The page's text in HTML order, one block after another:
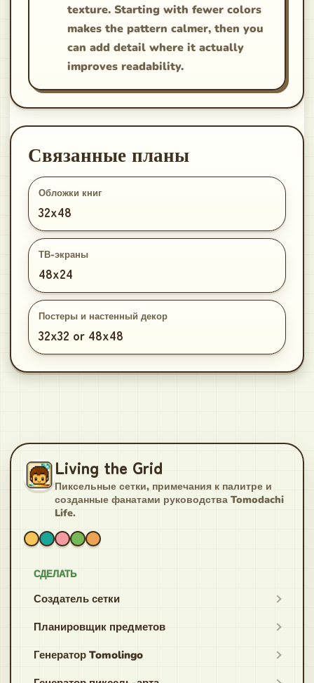
texture. Starting with fewer colors
makes the pattern calmer, then you
can add detail where it actually
improves readability.
Связанные планы
Обложки книг
32x48
ТВ-экраны
48x24
Постеры и настенный декор
32x32 or 48x48
Living the Grid
Пиксельные сетки, примечания к палитре и
созданные фанатами руководства Tomodachi
Life.
СДЕЛАТЬ
Создатель сетки
Планировщик предметов
Генератор Tomolingo